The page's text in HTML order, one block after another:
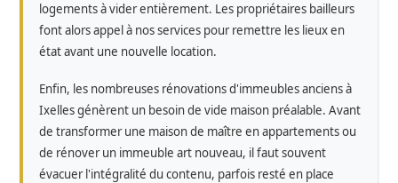
logements à vider entièrement. Les propriétaires bailleurs
font alors appel à nos services pour remettre les lieux en
état avant une nouvelle location.
Enfin, les nombreuses rénovations d'immeubles anciens à
Ixelles génèrent un besoin de vide maison préalable. Avant
de transformer une maison de maître en appartements ou
de rénover un immeuble art nouveau, il faut souvent
évacuer l'intégralité du contenu, parfois resté en place